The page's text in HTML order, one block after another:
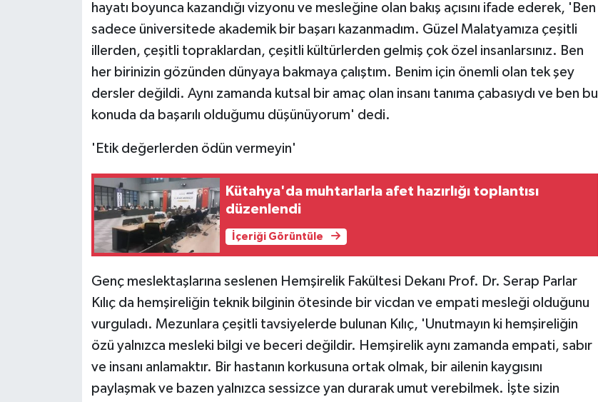
hayatı boyunca kazandığı vizyonu ve mesleğine olan bakış açısını ifade ederek, 'Ben
sadece üniversitede akademik bir başarı kazanmadım. Güzel Malatyamıza çeşitli
illerden, çeşitli topraklardan, çeşitli kültürlerden gelmiş çok özel insanlarsınız. Ben
her birinizin gözünden dünyaya bakmaya çalıştım. Benim için önemli olan tek şey
dersler değildi. Aynı zamanda kutsal bir amaç olan insanı tanıma çabasıydı ve ben bu
konuda da başarılı olduğumu düşünüyorum' dedi.
'Etik değerlerden ödün vermeyin'
Kütahya'da muhtarlarla afet hazırlığı toplantısı
düzenlendi
İçeriği Görüntüle
Genç meslektaşlarına seslenen Hemşirelik Fakültesi Dekanı Prof. Dr. Serap Parlar
Kılıç da hemşireliğin teknik bilginin ötesinde bir vicdan ve empati mesleği olduğunu
vurguladı. Mezunlara çeşitli tavsiyelerde bulunan Kılıç, 'Unutmayın ki hemşireliğin
özü yalnızca mesleki bilgi ve beceri değildir. Hemşirelik aynı zamanda empati, sabır
ve insanı anlamaktır. Bir hastanın korkusuna ortak olmak, bir ailenin kaygısını
paylaşmak ve bazen yalnızca sessizce yan durarak umut verebilmek. İşte sizin